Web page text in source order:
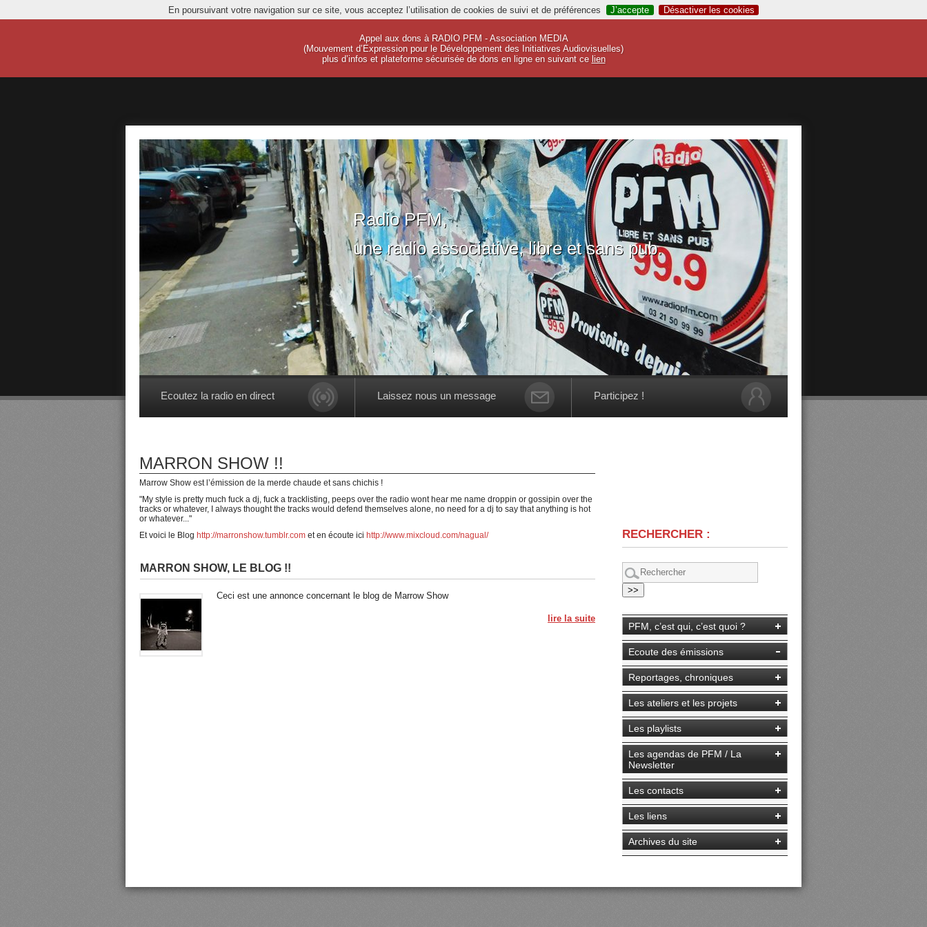
En poursuivant votre navigation sur ce site, vous acceptez l’utilisation de cookies de suivi et de préférences J’accepte Désactiver les cookies
Appel aux dons à RADIO PFM - Association MEDIA
(Mouvement d’Expression pour le Développement des Initiatives Audiovisuelles)
plus d’infos et plateforme sécurisée de dons en ligne en suivant ce lien
Radio PFM,
une radio associative, libre et sans pub.
Ecoutez la radio en direct Laissez nous un message Participez !
MARRON SHOW !!
Marrow Show est l’émission de la merde chaude et sans chichis !
"My style is pretty much fuck a dj, fuck a tracklisting, peeps over the radio wont hear me name droppin or gossipin over the
tracks or whatever, I always thought the tracks would defend themselves alone, no need for a dj to say that anything is hot
or whatever..."
Et voici le Blog http://marronshow.tumblr.com et en écoute ici http://www.mixcloud.com/nagual/
MARRON SHOW, LE BLOG !!
Ceci est une annonce concernant le blog de Marrow Show
lire la suite
RECHERCHER :
>>
PFM, c’est qui, c’est quoi ?
Ecoute des émissions
Reportages, chroniques
Les ateliers et les projets
Les playlists
Les agendas de PFM / La
Newsletter
Les contacts
Les liens
Archives du site